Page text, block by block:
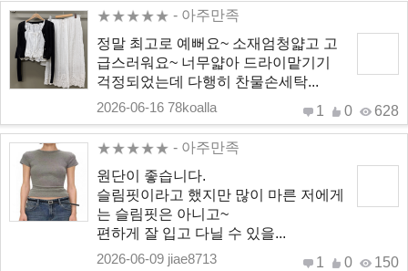
- 아주만족
정말 최고로 예뻐요~ 소재엄청얇고 고
급스러워요~ 너무얇아 드라이맡기기
걱정되었는데 다행히 찬물손세탁...
2026-06-16 78koalla
1 0 628
- 아주만족
원단이 좋습니다.
슬림핏이라고 했지만 많이 마른 저에게
는 슬림핏은 아니고~
편하게 잘 입고 다닐 수 있을...
2026-06-09 jiae8713
1 0 150